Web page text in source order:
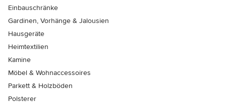
Einbauschränke
Gardinen, Vorhänge & Jalousien
Hausgeräte
Heimtextilien
Kamine
Möbel & Wohnaccessoires
Parkett & Holzböden
Polsterer